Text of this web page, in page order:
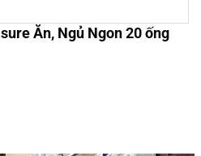
Ăn, Ngủ Ngon 20 ống